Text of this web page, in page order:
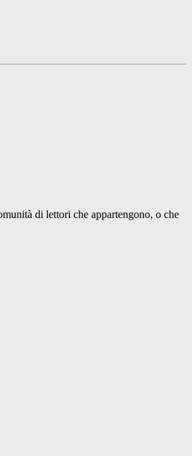
di lettori che appartengono, o che